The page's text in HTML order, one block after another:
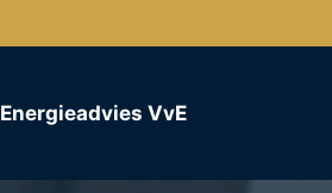
Energieadvies VvE